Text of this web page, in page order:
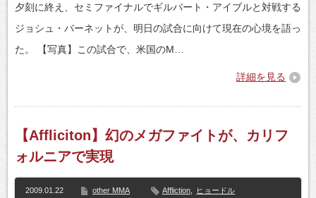
夕刻に終え、セミファイナルでギルバート・アイブルと対戦する
ジョシュ・バーネットが、明日の試合に向けて現在の心境を語っ
た。 【写真】この試合で、米国のM…
詳細を見る
【Affliciton】幻のメガファイトが、カリフ
ォルニアで実現
2009.01.22 other MMA Affliction ヒョードル